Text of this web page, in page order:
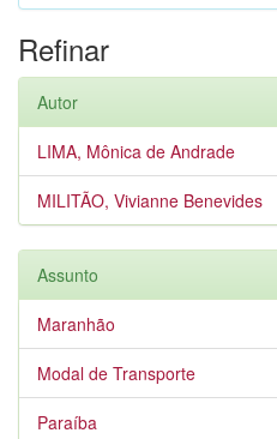
Refinar
Autor
LIMA, Mônica de Andrade
MILITÃO, Vivianne Benevides
Assunto
Maranhão
Modal de Transporte
Paraíba